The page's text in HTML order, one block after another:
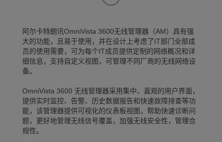
阿尔卡特朗讯OmniVista 3600无线管理器（AM）具有强
大的功能，且易于使用，并在设计上考虑了IT部门全部成
员的使用需要，可为每个IT成员提供定制的网络概况和详
细信息，支持自定义视图，可管理不同厂商的无线网络设
备。
OmniVista 3600 无线管理器采用集中、直观的用户界面，
提供实时监控、告警、历史数据报告和快速故障排查等功
能，该管理器提供可视化的仪表板视图，帮助快速诊断问
题，更好地管理无线信号覆盖，加强无线安全性，管理合
规性。